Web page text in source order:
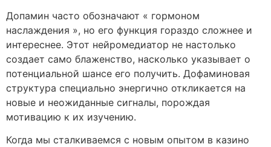
Допамин часто обозначают « гормоном
наслаждения », но его функция гораздо сложнее и
интереснее. Этот нейромедиатор не настолько
создает само блаженство, насколько указывает о
потенциальной шансе его получить. Дофаминовая
структура специально энергично откликается на
новые и неожиданные сигналы, порождая
мотивацию к их изучению.
Когда мы сталкиваемся с новым опытом в казино